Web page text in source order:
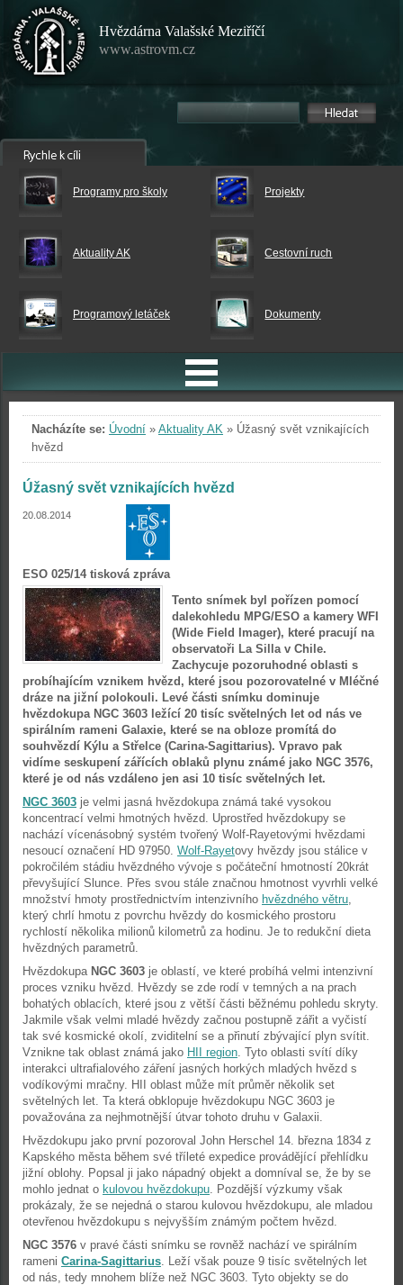
Hvězdárna Valašské Meziříčí
www.astrovm.cz
Programy pro školy Projekty
Aktuality AK Cestovní ruch
Programový letáček Dokumenty
Nacházíte se: Úvodní » Aktuality AK » Úžasný svět vznikajících
hvězd
Úžasný svět vznikajících hvězd
20.08.2014
ESO 025/14 tisková zpráva
Tento snímek byl pořízen pomocí
dalekohledu MPG/ESO a kamery WFI
(Wide Field Imager), které pracují na
observatoři La Silla v Chile.
Zachycuje pozoruhodné oblasti s
probíhajícím vznikem hvězd, které jsou pozorovatelné v Mléčné
dráze na jižní polokouli. Levé části snímku dominuje
hvězdokupa NGC 3603 ležící 20 tisíc světelných let od nás ve
spirálním rameni Galaxie, které se na obloze promítá do
souhvězdí Kýlu a Střelce (Carina-Sagittarius). Vpravo pak
vidíme seskupení zářících oblaků plynu známé jako NGC 3576,
které je od nás vzdáleno jen asi 10 tisíc světelných let.
NGC 3603 je velmi jasná hvězdokupa známá také vysokou
koncentrací velmi hmotných hvězd. Uprostřed hvězdokupy se
nachází vícenásobný systém tvořený Wolf-Rayetovými hvězdami
nesoucí označení HD 97950. Wolf-Rayetovy hvězdy jsou stálice v
pokročilém stádiu hvězdného vývoje s počáteční hmotností 20krát
převyšující Slunce. Přes svou stále značnou hmotnost vyvrhli velké
množství hmoty prostřednictvím intenzivního hvězdného větru,
který chrlí hmotu z povrchu hvězdy do kosmického prostoru
rychlostí několika milionů kilometrů za hodinu. Je to redukční dieta
hvězdných parametrů.
Hvězdokupa NGC 3603 je oblastí, ve které probíhá velmi intenzivní
proces vzniku hvězd. Hvězdy se zde rodí v temných a na prach
bohatých oblacích, které jsou z větší části běžnému pohledu skryty.
Jakmile však velmi mladé hvězdy začnou postupně zářit a vyčistí
tak své kosmické okolí, zviditelní se a přinutí zbývající plyn svítit.
Vznikne tak oblast známá jako HII region. Tyto oblasti svítí díky
interakci ultrafialového záření jasných horkých mladých hvězd s
vodíkovými mračny. HII oblast může mít průměr několik set
světelných let. Ta která obklopuje hvězdokupu NGC 3603 je
považována za nejhmotnější útvar tohoto druhu v Galaxii.
Hvězdokupu jako první pozoroval John Herschel 14. března 1834 z
Kapského města během své tříleté expedice provádějící přehlídku
jižní oblohy. Popsal ji jako nápadný objekt a domníval se, že by se
mohlo jednat o kulovou hvězdokupu. Pozdější výzkumy však
prokázaly, že se nejedná o starou kulovou hvězdokupu, ale mladou
otevřenou hvězdokupu s nejvyšším známým počtem hvězd.
NGC 3576 v pravé části snímku se rovněž nachází ve spirálním
rameni Carina-Sagittarius. Leží však pouze 9 tisíc světelných let
od nás, tedy mnohem blíže než NGC 3603. Tyto objekty se do